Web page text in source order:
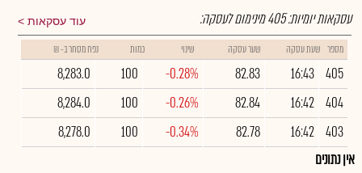
עוד עסקאות עסקאות יומיות:405מינימום לעסקה:
מספר שעת עסקה שער עסקה שינוי כמות נפח מסחר ב- ₪
405
16:43
82.83
-0.28%
100
8,283.0
404
16:42
82.84
-0.26%
100
8,284.0
403
16:42
82.78
-0.34%
100
8,278.0
אין נתונים